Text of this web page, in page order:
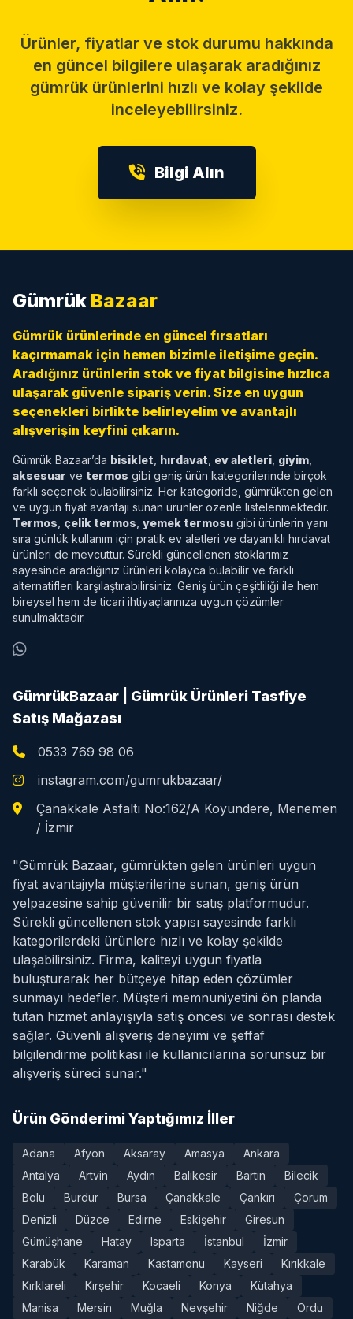
Ürünler, fiyatlar ve stok durumu hakkında
en güncel bilgilere ulaşarak aradığınız
gümrük ürünlerini hızlı ve kolay şekilde
inceleyebilirsiniz.
Bilgi Alın
Gümrük Bazaar
Gümrük ürünlerinde en güncel fırsatları
kaçırmamak için hemen bizimle iletişime geçin.
Aradığınız ürünlerin stok ve fiyat bilgisine hızlıca
ulaşarak güvenle sipariş verin. Size en uygun
seçenekleri birlikte belirleyelim ve avantajlı
alışverişin keyfini çıkarın.
Gümrük Bazaar’da bisiklet hırdavat ev aletleri giyim
aksesuar ve termos gibi geniş ürün kategorilerinde birçok
farklı seçenek bulabilirsiniz. Her kategoride, gümrükten gelen
ve uygun fiyat avantajı sunan ürünler özenle listelenmektedir.
Termos çelik termos yemek termosu gibi ürünlerin yanı
sıra günlük kullanım için pratik ev aletleri ve dayanıklı hırdavat
ürünleri de mevcuttur. Sürekli güncellenen stoklarımız
sayesinde aradığınız ürünleri kolayca bulabilir ve farklı
alternatifleri karşılaştırabilirsiniz. Geniş ürün çeşitliliği ile hem
bireysel hem de ticari ihtiyaçlarınıza uygun çözümler
sunulmaktadır.
GümrükBazaar | Gümrük Ürünleri Tasfiye
Satış Mağazası
0533 769 98 06
instagram.com/gumrukbazaar/
Çanakkale Asfaltı No:162/A Koyundere, Menemen
/ İzmir
"Gümrük Bazaar, gümrükten gelen ürünleri uygun
fiyat avantajıyla müşterilerine sunan, geniş ürün
yelpazesine sahip güvenilir bir satış platformudur.
Sürekli güncellenen stok yapısı sayesinde farklı
kategorilerdeki ürünlere hızlı ve kolay şekilde
ulaşabilirsiniz. Firma, kaliteyi uygun fiyatla
buluşturarak her bütçeye hitap eden çözümler
sunmayı hedefler. Müşteri memnuniyetini ön planda
tutan hizmet anlayışıyla satış öncesi ve sonrası destek
sağlar. Güvenli alışveriş deneyimi ve şeffaf
bilgilendirme politikası ile kullanıcılarına sorunsuz bir
alışveriş süreci sunar."
Ürün Gönderimi Yaptığımız İller
Adana Afyon Aksaray Amasya
Ankara
Antalya
Artvin Aydın Balıkesir Bartın
Bilecik
Bolu
Burdur Bursa Çanakkale Çankırı
Çorum
Denizli
Düzce Edirne Eskişehir
Giresun
Gümüşhane
Hatay Isparta İstanbul
İzmir
Karabük
Karaman Kastamonu Kayseri
Kırıkkale
Kırklareli
Kırşehir Kocaeli Konya
Kütahya
Manisa
Mersin Muğla Nevşehir Niğde Ordu